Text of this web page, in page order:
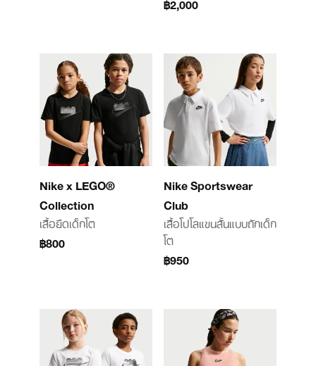
Nike x LEGO®
Collection
เสื้อยืดเด็กโต
฿800
Nike Sportswear
Club
เสื้อโปโลแขนสั้นแบบถักเด็ก
โต
฿950